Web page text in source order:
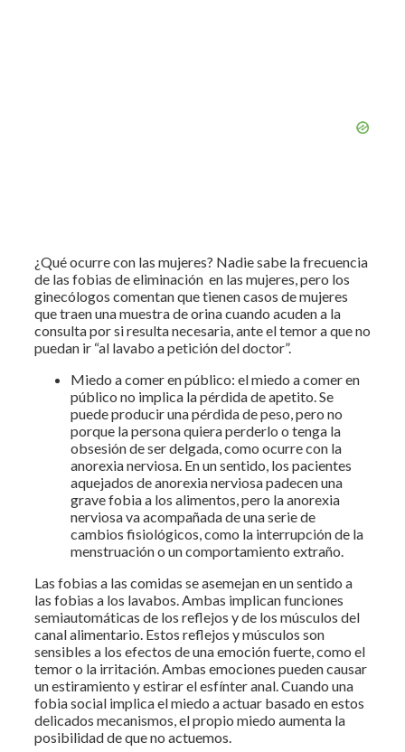
¿Qué ocurre con las mujeres? Nadie sabe la frecuencia
de las fobias de eliminación en las mujeres, pero los
ginecólogos comentan que tienen casos de mujeres
que traen una muestra de orina cuando acuden a la
consulta por si resulta necesaria, ante el temor a que no
puedan ir “al lavabo a petición del doctor”.
Miedo a comer en público: el miedo a comer en
público no implica la pérdida de apetito. Se
puede producir una pérdida de peso, pero no
porque la persona quiera perderlo o tenga la
obsesión de ser delgada, como ocurre con la
anorexia nerviosa. En un sentido, los pacientes
aquejados de anorexia nerviosa padecen una
grave fobia a los alimentos, pero la anorexia
nerviosa va acompañada de una serie de
cambios fisiológicos, como la interrupción de la
menstruación o un comportamiento extraño.
Las fobias a las comidas se asemejan en un sentido a
las fobias a los lavabos. Ambas implican funciones
semiautomáticas de los reflejos y de los músculos del
canal alimentario. Estos reflejos y músculos son
sensibles a los efectos de una emoción fuerte, como el
temor o la irritación. Ambas emociones pueden causar
un estiramiento y estirar el esfínter anal. Cuando una
fobia social implica el miedo a actuar basado en estos
delicados mecanismos, el propio miedo aumenta la
posibilidad de que no actuemos.